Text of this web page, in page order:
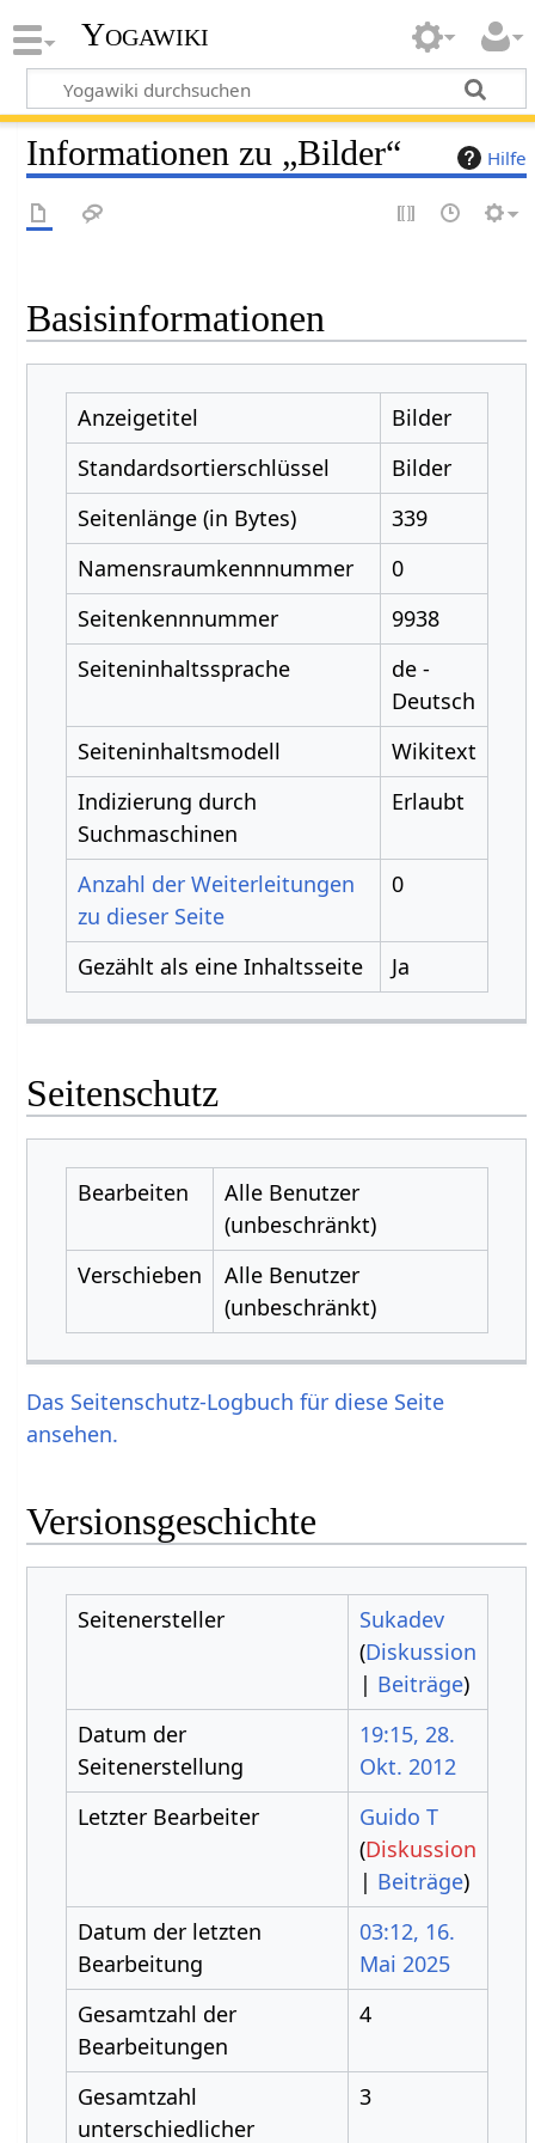
Yogawiki
Hilfe
Informationen zu „Bilder“
Basisinformationen
Anzeigetitel
Bilder
Standardsortierschlüssel
Bilder
Seitenlänge (in Bytes)
339
Namensraumkennnummer
0
Seitenkennnummer
9938
Seiteninhaltssprache
de -
Deutsch
Seiteninhaltsmodell
Wikitext
Indizierung durch
Suchmaschinen
Erlaubt
Anzahl der Weiterleitungen
zu dieser Seite
0
Gezählt als eine Inhaltsseite Ja
Seitenschutz
Bearbeiten
Alle Benutzer
(unbeschränkt)
Verschieben
Alle Benutzer
(unbeschränkt)
Das Seitenschutz-Logbuch für diese Seite
ansehen.
Versionsgeschichte
Seitenersteller
Sukadev
(Diskussion
| Beiträge)
Datum der
Seitenerstellung
19:15, 28.
Okt. 2012
Letzter Bearbeiter
Guido T
(Diskussion
| Beiträge)
Datum der letzten
Bearbeitung
03:12, 16.
Mai 2025
Gesamtzahl der
Bearbeitungen
4
Gesamtzahl
unterschiedlicher
3